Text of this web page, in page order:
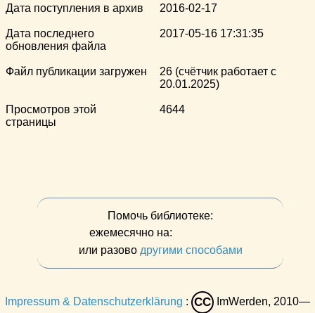
Дата поступления в архив 2016-02-17
Дата последнего
обновления файла
2017-05-16 17:31:35
Файл публикации загружен
26 (счётчик работает с
20.01.2025)
Просмотров этой
страницы
4644
Помочь библиотеке:
ежемесячно на:
или разово другими способами
Impressum & Datenschutzerklärung : CC ImWerden, 2010—